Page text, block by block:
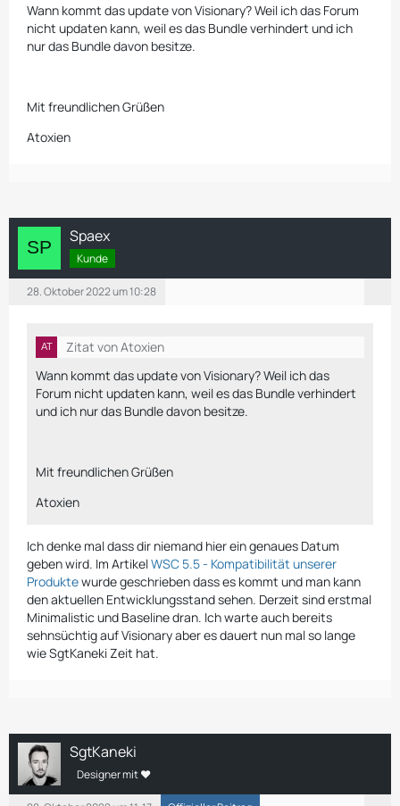
Wann kommt das update von Visionary? Weil ich das Forum
nicht updaten kann, weil es das Bundle verhindert und ich
nur das Bundle davon besitze.
Mit freundlichen Grüßen
Atoxien
Spaex
Kunde
28. Oktober 2022 um 10:28
Zitat von Atoxien
Wann kommt das update von Visionary? Weil ich das
Forum nicht updaten kann, weil es das Bundle verhindert
und ich nur das Bundle davon besitze.
Mit freundlichen Grüßen
Atoxien
Ich denke mal dass dir niemand hier ein genaues Datum
geben wird. Im ArtikelWSC 5.5 - Kompatibilität unserer
Produktewurde geschrieben dass es kommt und man kann
den aktuellen Entwicklungsstand sehen. Derzeit sind erstmal
Minimalistic und Baseline dran. Ich warte auch bereits
sehnsüchtig auf Visionary aber es dauert nun mal so lange
wie SgtKaneki Zeit hat.
SgtKaneki
Designer mit ❤